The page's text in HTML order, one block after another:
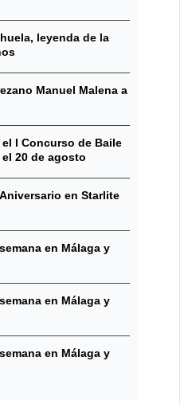
leyenda de la
Manuel Malena a
I Concurso de Baile
20 de agosto
en Starlite
en Málaga y
en Málaga y
en Málaga y